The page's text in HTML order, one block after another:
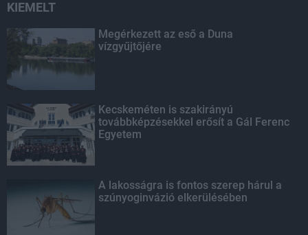
KIEMELT
Megérkezett az eső a Duna
vízgyűjtőjére
Kecskeméten is szakirányú
továbbképzésekkel erősít a Gál Ferenc
Egyetem
A lakosságra is fontos szerep hárul a
szúnyoginvázió elkerülésében